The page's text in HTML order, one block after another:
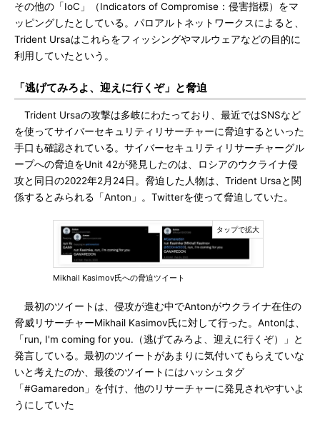
その他の「IoC」（Indicators of Compromise：侵害指標）をマ
ッピングしたとしている。パロアルトネットワークスによると、
Trident Ursaはこれらをフィッシングやマルウェアなどの目的に
利用していたという。
「逃げてみろよ、迎えに行くぞ」と脅迫
Trident Ursaの攻撃は多岐にわたっており、最近ではSNSなど
を使ってサイバーセキュリティリサーチャーに脅迫するといった
手口も確認されている。サイバーセキュリティリサーチャーグル
ープへの脅迫をUnit 42が発見したのは、ロシアのウクライナ侵
攻と同日の2022年2月24日。脅迫した人物は、Trident Ursaと関
係するとみられる「Anton」。Twitterを使って脅迫していた。
Mikhail Kasimov氏への脅迫ツイート
最初のツイートは、侵攻が進む中でAntonがウクライナ在住の
脅威リサーチャーMikhail Kasimov氏に対して行った。Antonは、
「run, I'm coming for you.（逃げてみろよ、迎えに行くぞ）」と
発言している。最初のツイートがあまりに気付いてもらえていな
いと考えたのか、最後のツイートにはハッシュタグ
「#Gamaredon」を付け、他のリサーチャーに発見されやすいよ
うにしていた